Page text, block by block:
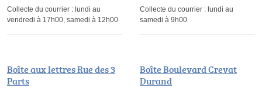
Collecte du courrier : lundi au
vendredi à 17h00, samedi à 12h00
Collecte du courrier : lundi au
samedi à 9h00
Boîte aux lettres Rue des 3
Parts
Boîte Boulevard Crevat
Durand